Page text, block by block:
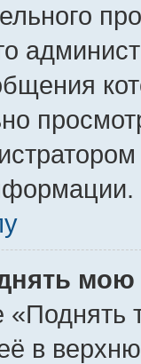
мою
в